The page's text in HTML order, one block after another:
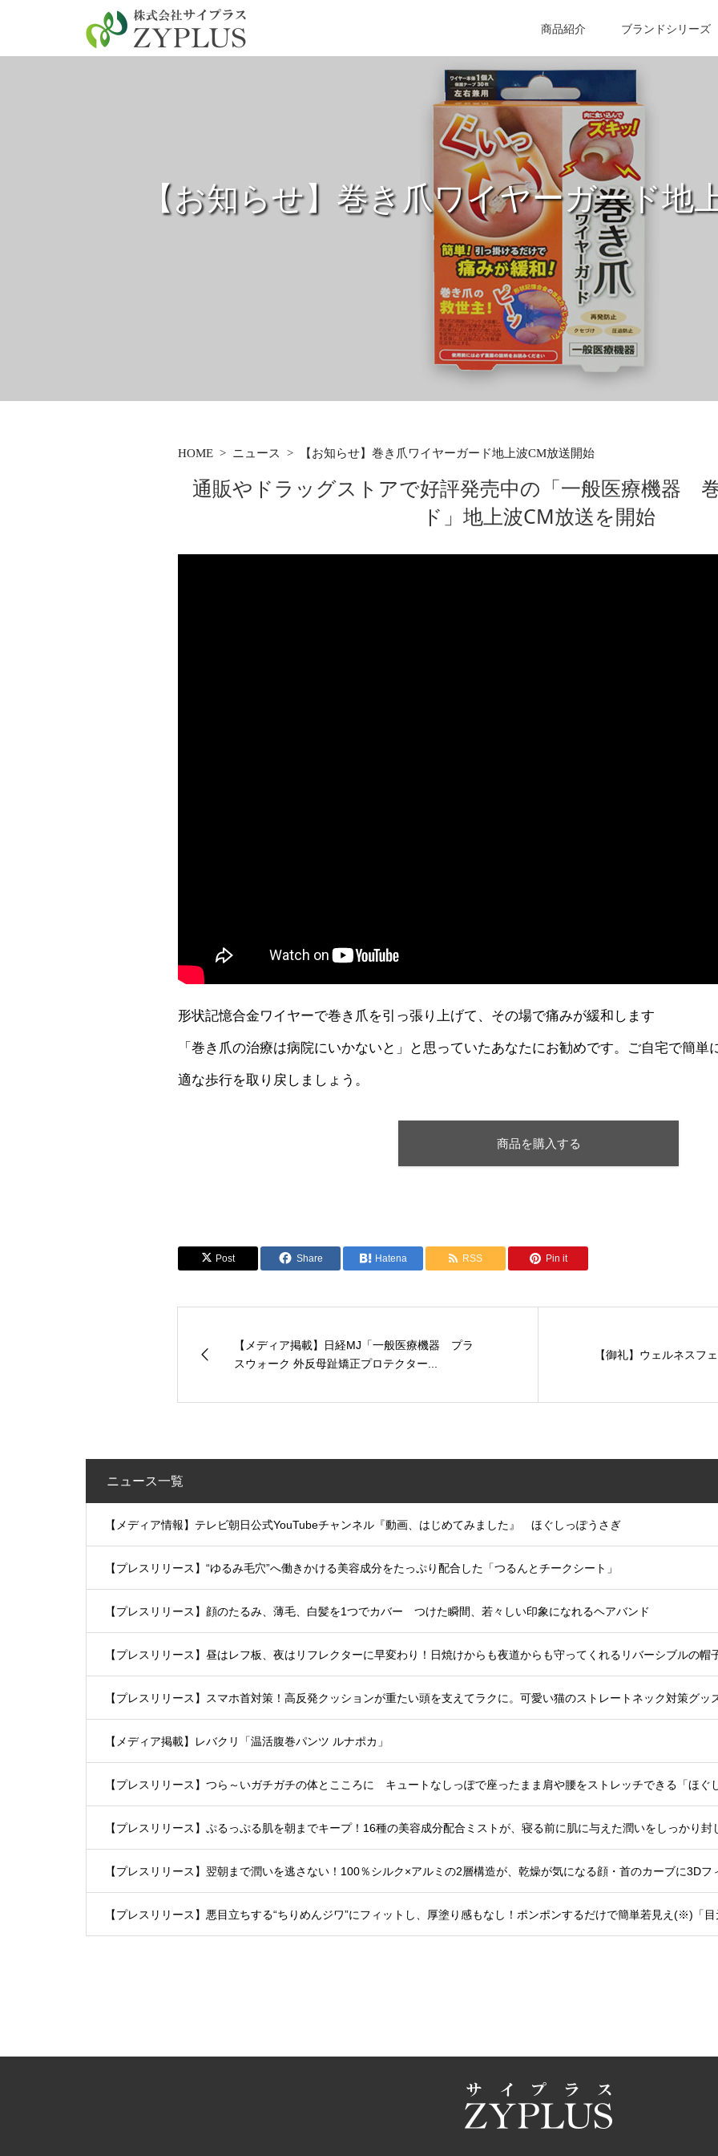
商品紹介 ブランドシリーズ
【お知らせ】巻き爪ワイヤーガード地
HOME > ニュース > 【お知らせ】巻き爪ワイヤーガード地上波CM放送開始
通販やドラッグストアで好評発売中の「一般医療機器
ド」地上波CM放送を開始
形状記憶合金ワイヤーで巻き爪を引っ張り上げて、その場で痛みが緩和します
「巻き爪の治療は病院にいかないと」と思っていたあなたにお勧めです。ご自宅で簡単
適な歩行を取り戻しましょう。
商品を購入する
Post Share Hatena RSS Pin it
【メディア掲載】日経MJ「一般医療機器 プラ
スウォーク 外反母趾矯正プロテクター...
【御礼】ウェルネスフ
ニュース一覧
【メディア情報】テレビ朝日公式YouTubeチャンネル『動画、はじめてみました』 ほぐしっぽうさぎ
【プレスリリース】“ゆるみ毛穴”へ働きかける美容成分をたっぷり配合した「つるんとチークシート」
【プレスリリース】顔のたるみ、薄毛、白髪を1つでカバー つけた瞬間、若々しい印象になれるヘアバンド
【プレスリリース】昼はレフ板、夜はリフレクターに早変わり！日焼けからも夜道からも守ってくれるリバーシブルの帽
【プレスリリース】スマホ首対策！高反発クッションが重たい頭を支えてラクに。可愛い猫のストレートネック対策グッ
【メディア掲載】レバクリ「温活腹巻パンツ ルナポカ」
【プレスリリース】つら～いガチガチの体とこころに キュートなしっぽで座ったまま肩や腰をストレッチできる「ほぐ
【プレスリリース】翌朝まで潤いを逃さない！100％シルク×アルミの2層構造が、乾燥が気になる顔・首のカーブに3Dフ